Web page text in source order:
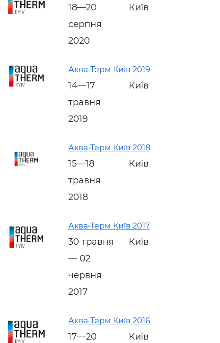
18—20
серпня
2020
Київ
Аква-Терм Київ 2019
14—17
травня
2019
Київ
Аква-Терм Київ 2018
15—18
травня
2018
Київ
Аква-Терм Київ 2017
30 травня
— 02
червня
2017
Київ
Аква-Терм Київ 2016
17—20
Київ